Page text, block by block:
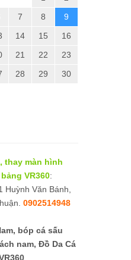
7 8
9
14 15
16
21 22
23
28 29
30
thay màn hình
VR360:
Văn Bánh,
0902514948
bóp cá sấu
nam, Đồ Da Cá